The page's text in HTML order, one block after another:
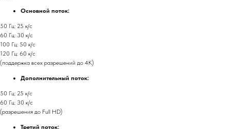
Основной поток:
50 Гц: 25 к/с
60 Гц: 30 к/с
100 Гц: 50 к/с
120 Гц: 60 к/с
(поддержка всех разрешений до 4K)
Дополнительный поток:
50 Гц: 25 к/с
60 Гц: 30 к/с
(разрешения до Full HD)
Третий поток: